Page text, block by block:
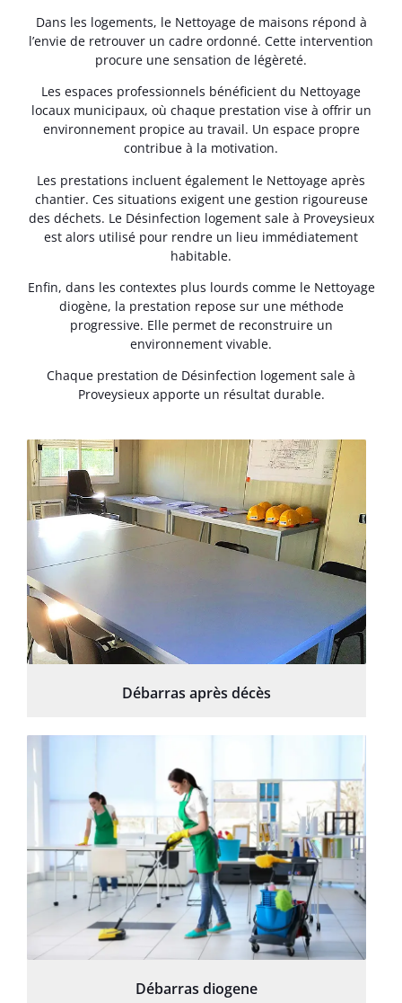
Dans les logements, le Nettoyage de maisons répond à
l’envie de retrouver un cadre ordonné. Cette intervention
procure une sensation de légèreté.
Les espaces professionnels bénéficient du Nettoyage
locaux municipaux, où chaque prestation vise à offrir un
environnement propice au travail. Un espace propre
contribue à la motivation.
Les prestations incluent également le Nettoyage après
chantier. Ces situations exigent une gestion rigoureuse
des déchets. Le Désinfection logement sale à Proveysieux
est alors utilisé pour rendre un lieu immédiatement
habitable.
Enfin, dans les contextes plus lourds comme le Nettoyage
diogène, la prestation repose sur une méthode
progressive. Elle permet de reconstruire un
environnement vivable.
Chaque prestation de Désinfection logement sale à
Proveysieux apporte un résultat durable.
Débarras après décès
Débarras diogene